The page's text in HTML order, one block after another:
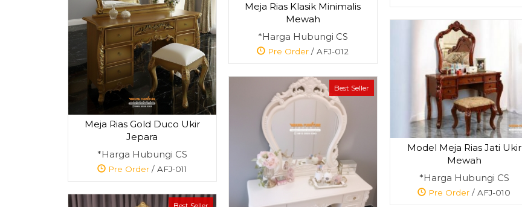
Meja Rias Klasik Minimalis
Mewah
*Harga Hubungi CS
Pre Order / AFJ-012
Meja Rias Gold Duco Ukir
Jepara
*Harga Hubungi CS
Pre Order/ AFJ-011
Model Meja Rias Jati Ukir
Mewah
*Harga Hubungi CS
Pre Order / AFJ-010
Best Seller